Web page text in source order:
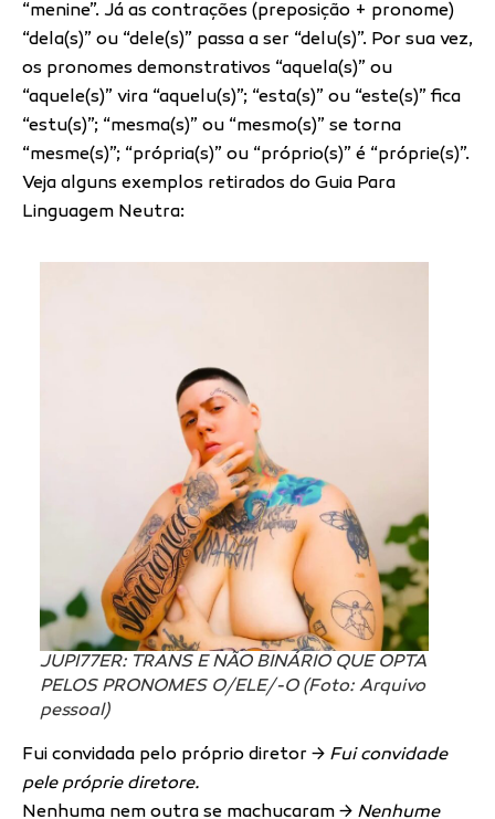
“menine”. Já as contrações (preposição + pronome)
“dela(s)” ou “dele(s)” passa a ser “delu(s)”. Por sua vez,
os pronomes demonstrativos “aquela(s)” ou
“aquele(s)” vira “aquelu(s)”; “esta(s)” ou “este(s)” fica
“estu(s)”; “mesma(s)” ou “mesmo(s)” se torna
“mesme(s)”; “própria(s)” ou “próprio(s)” é “próprie(s)”.
Veja alguns exemplos retirados do Guia Para
Linguagem Neutra:
JUPI77ER: TRANS E NÃO BINÁRIO QUE OPTA
PELOS PRONOMES O/ELE/-O (Foto: Arquivo
pessoal)
Fui convidada pelo próprio diretor → Fui convidade
pele próprie diretore.
Nenhuma nem outra se machucaram → Nenhume